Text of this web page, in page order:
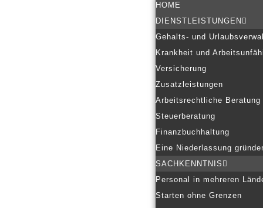
HOME
DIENSTLEISTUNGEN
Gehalts- und
Krankheit und
Versicherung
Zusatzleistungen
Arbeitsrechtliche Beratung
Steuerberatung
Finanzbuchhaltung
Eine Niederlassung
SACHKENNTNIS
Personal in mehreren
Starten ohne Grenzen